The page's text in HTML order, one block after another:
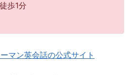
歩1分
マン英会話の公式サイト